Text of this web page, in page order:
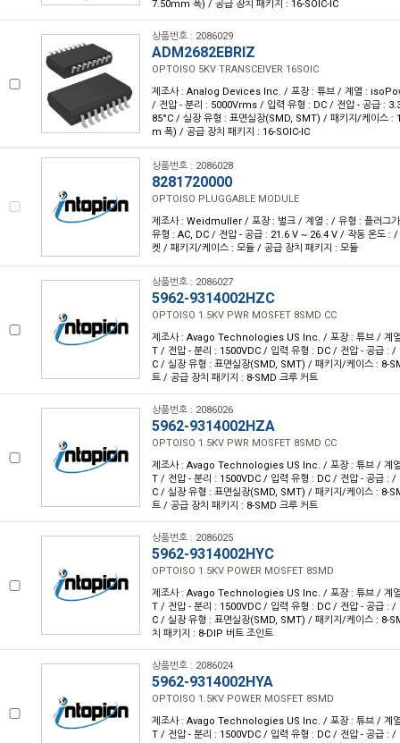
7.50mm 폭) / 공급 장치 패키지 : 16-SOIC-IC
상품번호 : 2086029
ADM2682EBRIZ
OPTOISO 5KV TRANSCEIVER 16SOIC
제조사 : Analog Devices Inc. / 포장 : 튜브 / 계열 :
/ 전압 - 분리 : 5000Vrms / 입력 유형 : DC / 전압 - 공급 :
85°C / 실장 유형 : 표면실장(SMD, SMT) / 패키지/케이스 :
m 폭) / 공급 장치 패키지 : 16-SOIC-IC
상품번호 : 2086028
8281720000
OPTOISO PLUGGABLE MODULE
제조사 : Weidmuller / 포장 : 벌크 / 계열 : / 유형 : 플러그
유형 : AC, DC / 전압 - 공급 : 21.6 V ~ 26.4 V / 작동 온도 :
켓 / 패키지/케이스 : 모듈 / 공급 장치 패키지 : 모듈
상품번호 : 2086027
5962-9314002HZC
OPTOISO 1.5KV PWR MOSFET 8SMD CC
제조사 : Avago Technologies US Inc. / 포장 : 튜브 / 계
T / 전압 - 분리 : 1500VDC / 입력 유형 : DC / 전압 - 공급 : /
C / 실장 유형 : 표면실장(SMD, SMT) / 패키지/케이스 : 8-
트 / 공급 장치 패키지 : 8-SMD 크루 커트
상품번호 : 2086026
5962-9314002HZA
OPTOISO 1.5KV PWR MOSFET 8SMD CC
제조사 : Avago Technologies US Inc. / 포장 : 튜브 / 계
T / 전압 - 분리 : 1500VDC / 입력 유형 : DC / 전압 - 공급 : /
C / 실장 유형 : 표면실장(SMD, SMT) / 패키지/케이스 : 8-
트 / 공급 장치 패키지 : 8-SMD 크루 커트
상품번호 : 2086025
5962-9314002HYC
OPTOISO 1.5KV POWER MOSFET 8SMD
제조사 : Avago Technologies US Inc. / 포장 : 튜브 / 계
T / 전압 - 분리 : 1500VDC / 입력 유형 : DC / 전압 - 공급 : /
C / 실장 유형 : 표면실장(SMD, SMT) / 패키지/케이스 : 8-
치 패키지 : 8-DIP 버트 조인트
상품번호 : 2086024
5962-9314002HYA
OPTOISO 1.5KV POWER MOSFET 8SMD
제조사 : Avago Technologies US Inc. / 포장 : 튜브 / 계
T / 전압 - 분리 : 1500VDC / 입력 유형 : DC / 전압 - 공급 : /